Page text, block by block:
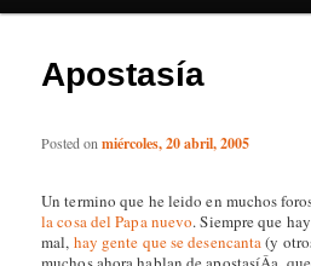
Apostasí­a
Posted onmiércoles, 20 abril, 2005
Un termino que he leido en muchos
la cosa del Papa nuevo. Siempre que
mal, hay gente que se desencanta(y